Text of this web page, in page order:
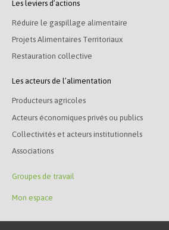
Les leviers d’actions
Réduire le gaspillage alimentaire
Projets Alimentaires Territoriaux
Restauration collective
Les acteurs de l’alimentation
Producteurs agricoles
Acteurs économiques privés ou publics
Collectivités et acteurs institutionnels
Associations
Groupes de travail
Mon espace